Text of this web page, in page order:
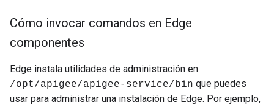
Cómo invocar comandos en Edge
componentes
Edge instala utilidades de administración en
/opt/apigee/apigee-service/bin que puedes
usar para administrar una instalación de Edge. Por ejemplo,